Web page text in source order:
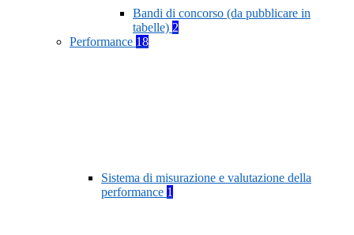
Bandi di concorso (da pubblicare in
tabelle) 2
Performance 18
Sistema di misurazione e valutazione della
performance 1